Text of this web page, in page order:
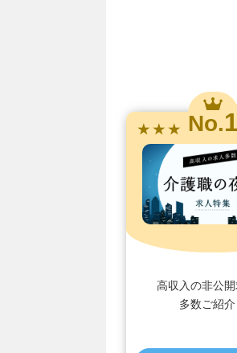
★ ★ ★ No.1
高収入の非公
多数ご紹介